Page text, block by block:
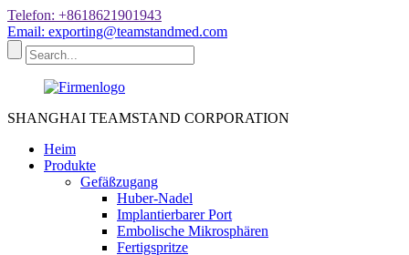
Telefon: +8618621901943
Email: exporting@teamstandmed.com
SHANGHAI TEAMSTAND CORPORATION
Heim
Produkte
Gefäßzugang
Huber-Nadel
Implantierbarer Port
Embolische Mikrosphären
Fertigspritze